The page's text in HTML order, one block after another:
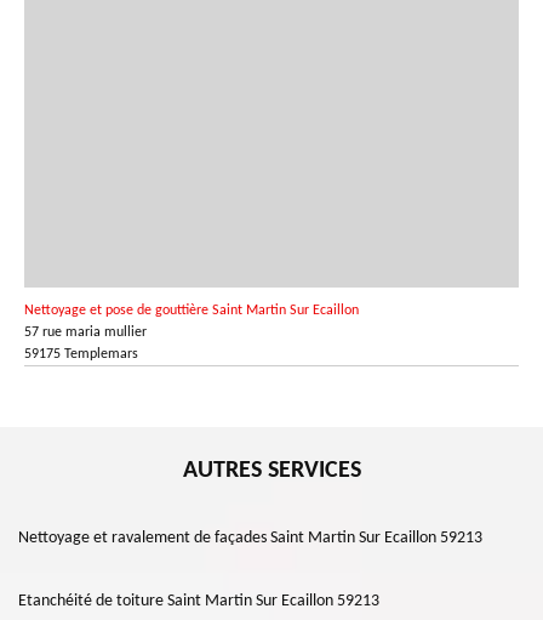
Nettoyage et pose de gouttière Saint Martin Sur Ecaillon
57 rue maria mullier
59175 Templemars
AUTRES SERVICES
Nettoyage et ravalement de façades Saint Martin Sur Ecaillon 59213
Etanchéité de toiture Saint Martin Sur Ecaillon 59213